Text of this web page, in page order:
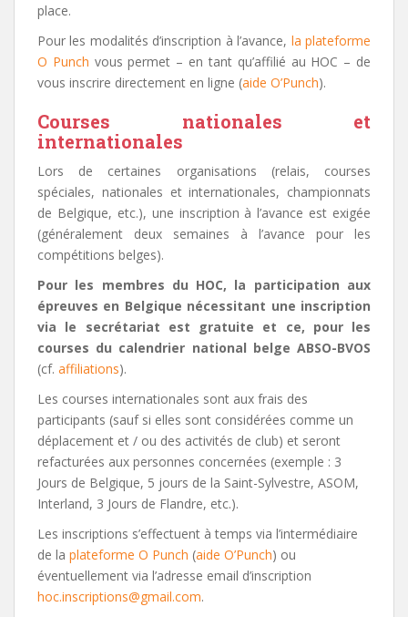
place.
Pour les modalités d’inscription à l’avance, la plateforme
O Punch vous permet – en tant qu’affilié au HOC – de
vous inscrire directement en ligne (aide O’Punch).
Courses nationales et
internationales
Lors de certaines organisations (relais, courses
spéciales, nationales et internationales, championnats
de Belgique, etc.), une inscription à l’avance est exigée
(généralement deux semaines à l’avance pour les
compétitions belges).
Pour les membres du HOC, la participation aux
épreuves en Belgique nécessitant une inscription
via le secrétariat est gratuite et ce, pour les
courses du calendrier national belge ABSO-BVOS
(cf. affiliations).
Les courses internationales sont aux frais des
participants (sauf si elles sont considérées comme un
déplacement et / ou des activités de club) et seront
refacturées aux personnes concernées (exemple : 3
Jours de Belgique, 5 jours de la Saint-Sylvestre, ASOM,
Interland, 3 Jours de Flandre, etc.).
Les inscriptions s’effectuent à temps via l’intermédiaire
de la plateforme O Punch (aide O’Punch) ou
éventuellement via l’adresse email d’inscription
hoc.inscriptions@gmail.com.